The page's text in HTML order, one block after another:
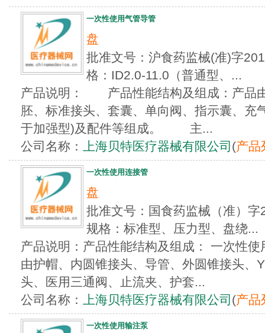
一次性使用气管导管
盘
批准文号：沪食药监械(准)字
格：ID2.0-11.0（普通型、...
产品说明： 产品性能结构及组成：产品
胚、标准接头、套囊、单向阀、指示囊、充
于加强型)及配件等组成。 主...
公司名称：
上海贝特医疗器械有限公司 (产品
一次性使用连接管
盘
批准文号：国食药监械（准
规格：标准型、压力型、盘绕...
产品说明：产品性能结构及组成： 一次性
由护帽、内圆锥接头、导管、外圆锥接头、
头、医用三通阀、止流夹、护套...
公司名称：
上海贝特医疗器械有限公司 (产品
一次性使用输注泵